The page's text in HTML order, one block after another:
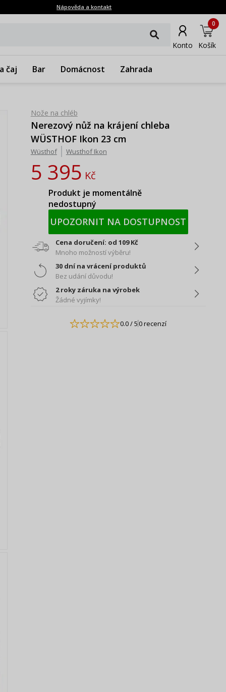
Nápověda a kontakt
Konto Košík
0
čaj Bar Domácnost Zahrada
Nože na chléb
Nerezový nůž na krájení chleba
WÜSTHOF Ikon 23 cm
Wüsthof Wusthof Ikon
5 395Kč
Produkt je momentálně
nedostupný
UPOZORNIT NA DOSTUPNOST
Cena doručení: od 109 Kč
Mnoho možností výběru!
30 dní na vrácení produktů
Bez udání důvodu!
2 roky záruka na výrobek
Žádné vyjímky!
0.0/ 50 recenzí